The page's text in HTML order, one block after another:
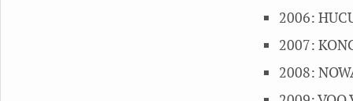
2006:
2007:
2008: